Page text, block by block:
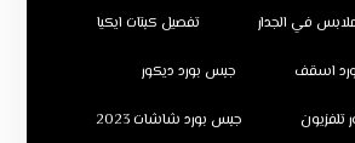
في الجدار تفصيل كبتات ايكيا
اسقف جبس بورد ديكور
تلفزيون جبس بورد شاشات 2023